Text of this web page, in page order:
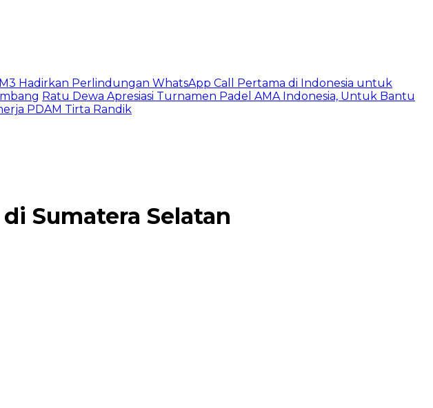
Hadirkan Perlindungan WhatsApp Call Pertama di Indonesia untuk
Ratu Dewa Apresiasi Turnamen Padel AMA Indonesia, Untuk Bantu
PDAM Tirta Randik
Sumatera Selatan